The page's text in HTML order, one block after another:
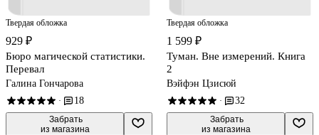
Твердая обложка
929 ₽
Бюро магической статистики.
Перевал
Галина Гончарова
· 18
Забрать
из магазина
Твердая обложка
1 599 ₽
Туман. Вне измерений. Книга
2
Вэйфэн Цзисюй
· 32
Забрать
из магазина